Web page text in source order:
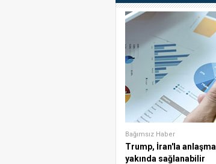
Bağımsız Haber
Trump, İran'la anlaşma
yakında sağlanabilir